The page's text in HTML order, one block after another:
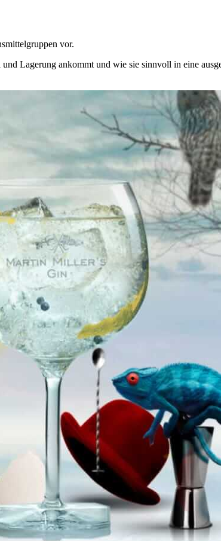
vor.
Lagerung ankommt und wie sie sinnvoll in eine